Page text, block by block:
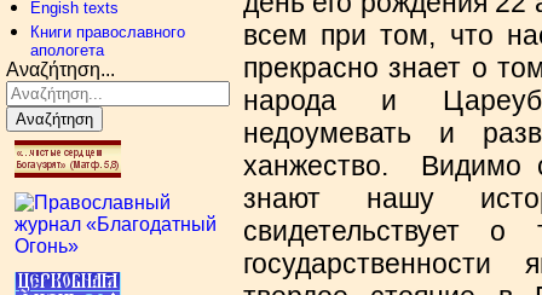
Engish texts
Книги православного
апологета
Αναζήτηση...
Αναζήτηση
всем при том, что
прекрасно знает о
народа и
недоумевать и
ханжество. Видимо
знают нашу
свидетельствует